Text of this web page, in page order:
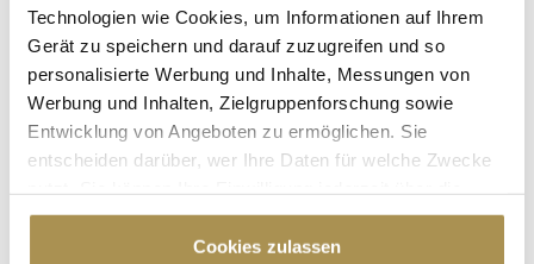
Technologien wie Cookies, um Informationen auf Ihrem
Gerät zu speichern und darauf zuzugreifen und so
personalisierte Werbung und Inhalte, Messungen von
Werbung und Inhalten, Zielgruppenforschung sowie
Entwicklung von Angeboten zu ermöglichen. Sie
entscheiden darüber, wer Ihre Daten für welche Zwecke
Cookie-Erklärung oder durch Klicken auf das Privacy
Trigger Symbol ändern oder widerrufen
Cookies zulassen